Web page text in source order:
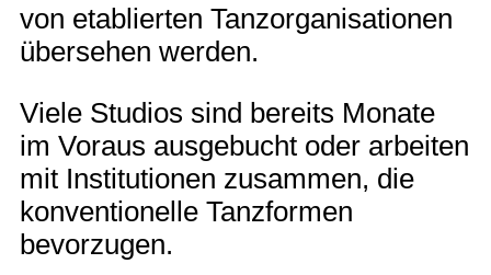
von etablierten Tanzorganisationen
übersehen werden.
Viele Studios sind bereits Monate
im Voraus ausgebucht oder arbeiten
mit Institutionen zusammen, die
konventionelle Tanzformen
bevorzugen.